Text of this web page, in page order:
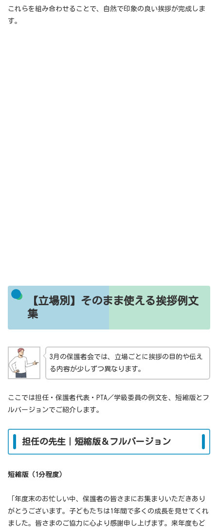
これらを組み合わせることで、自然で印象の良い挨拶が完成しま
す。
【立場別】そのまま使える挨拶例文
集
3月の保護者会では、立場ごとに挨拶の目的や伝え
る内容が少しずつ異なります。
ここでは担任・保護者代表・PTA／学級委員の例文を、短縮版とフ
ルバージョンでご紹介します。
担任の先生｜短縮版＆フルバージョン
短縮版（1分程度）
「年度末のお忙しい中、保護者の皆さまにお集まりいただきあり
がとうございます。子どもたちは1年間で多くの成長を見せてくれ
ました。皆さまのご協力に心より感謝申し上げます。来年度もど